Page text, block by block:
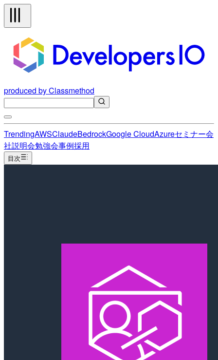
produced by Classmethod
TrendingAWSClaudeBedrockGoogle CloudAzureセミナー会
社説明会勉強会事例採用
目次